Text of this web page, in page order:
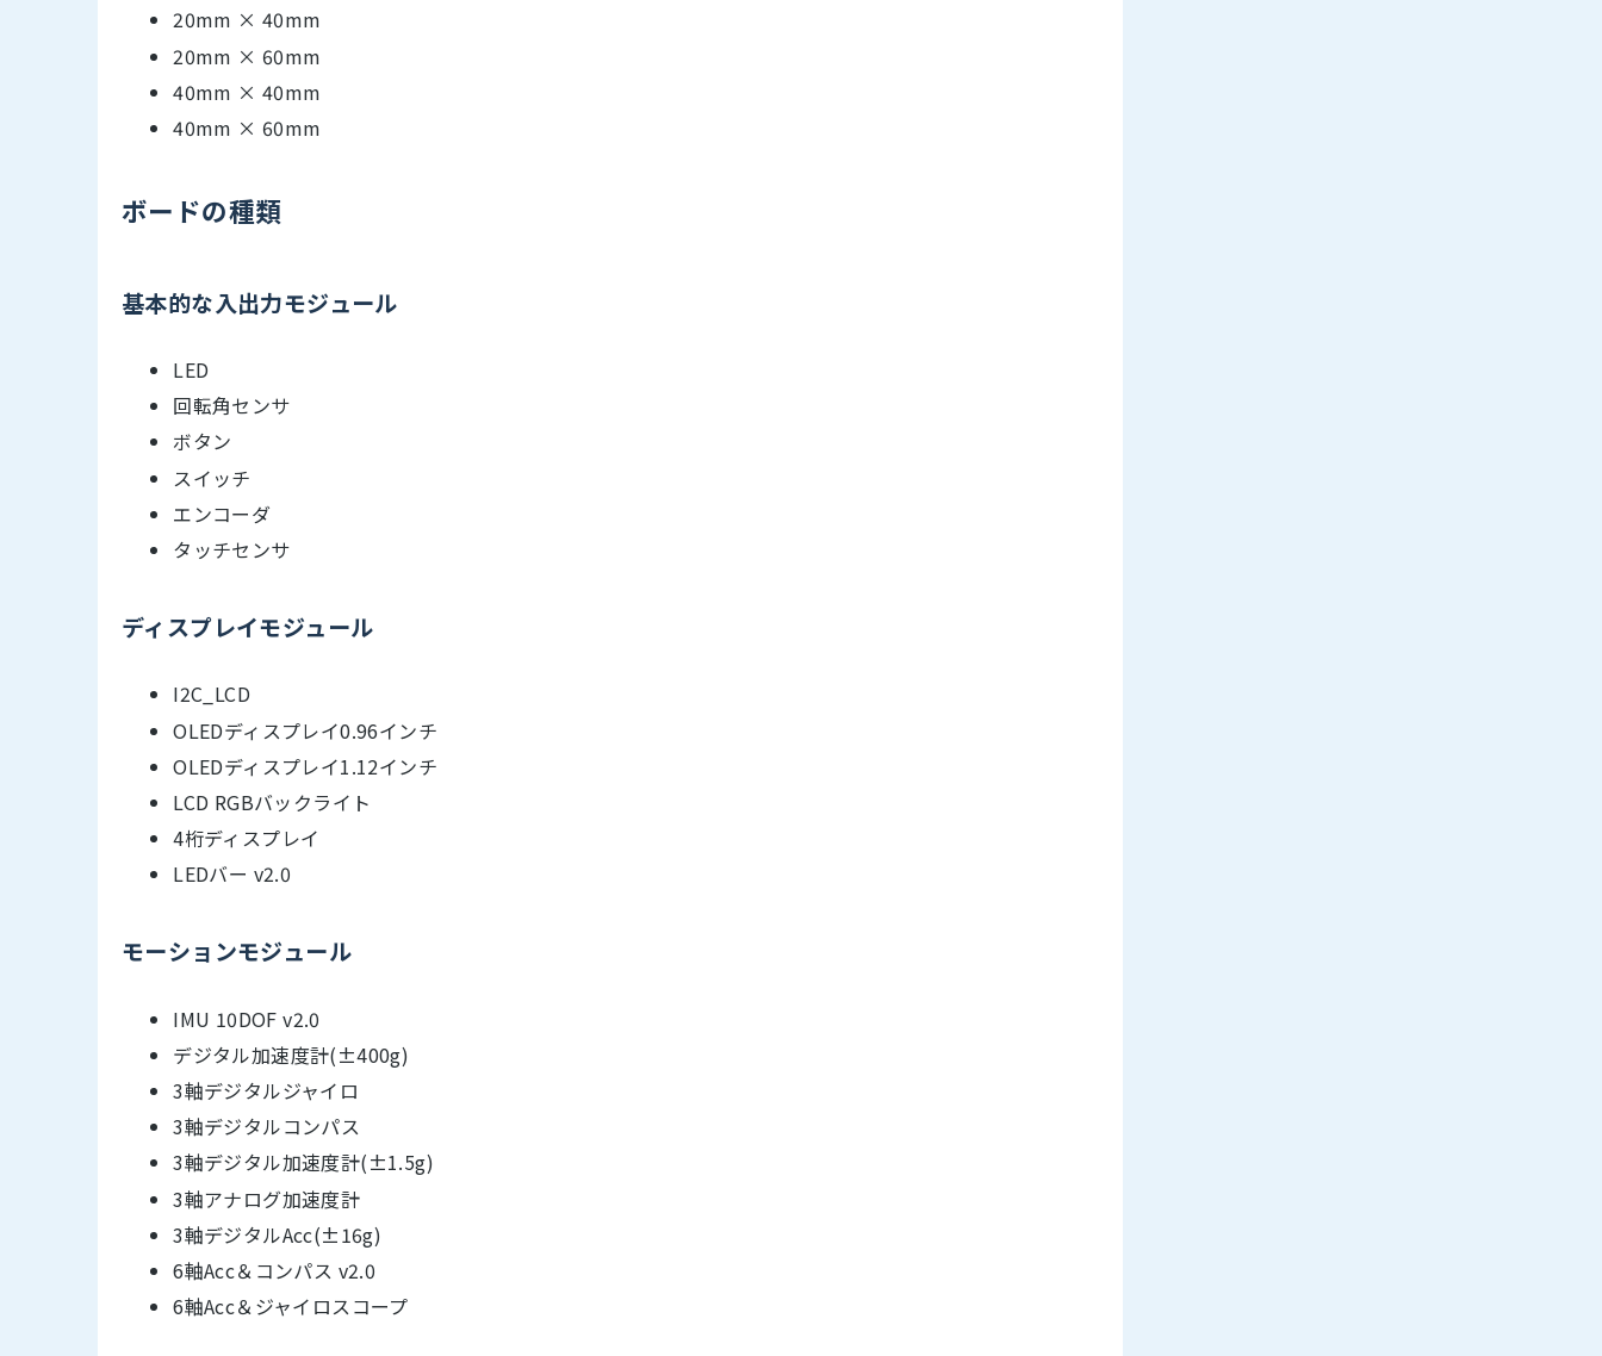
20mm × 40mm
20mm × 60mm
40mm × 40mm
40mm × 60mm
ボードの種類
基本的な入出力モジュール
LED
回転角センサ
ボタン
スイッチ
エンコーダ
タッチセンサ
ディスプレイモジュール
I2C_LCD
OLEDディスプレイ0.96インチ
OLEDディスプレイ1.12インチ
LCD RGBバックライト
4桁ディスプレイ
LEDバー v2.0
モーションモジュール
IMU 10DOF v2.0
デジタル加速度計(±400g)
3軸デジタルジャイロ
3軸デジタルコンパス
3軸デジタル加速度計(±1.5g)
3軸アナログ加速度計
3軸デジタルAcc(±16g)
6軸Acc＆コンパス v2.0
6軸Acc＆ジャイロスコープ